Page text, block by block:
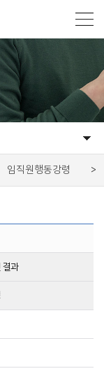
임직원행동강령
결과